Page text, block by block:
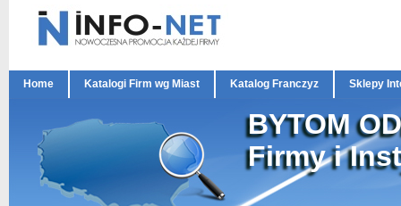
Home Katalogi Firm wg Miast Katalog Franczyz Sklepy
BYTOM
Firmy i